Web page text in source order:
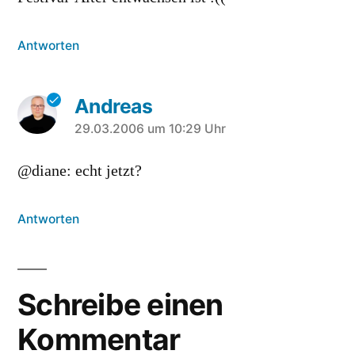
Antworten
Andreas
sagt:
29.03.2006 um 10:29 Uhr
@diane: echt jetzt?
Antworten
Schreibe einen
Kommentar